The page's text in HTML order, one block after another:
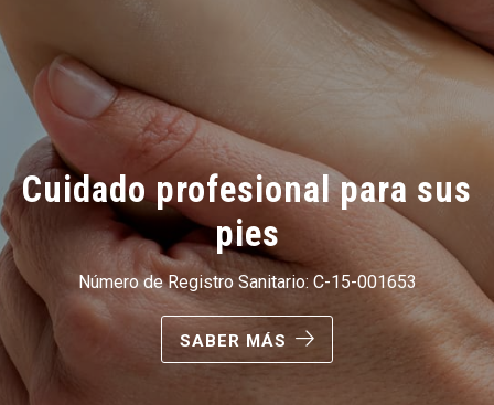
Cuidado profesional para sus
pies
Número de Registro Sanitario: C-15-001653
SABER MÁS